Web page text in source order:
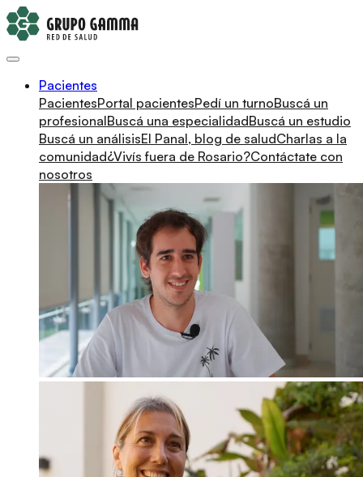
Pacientes
PacientesPortal pacientesPedí un turnoBuscá un
profesionalBuscá una especialidadBuscá un estudio
Buscá un análisisEl Panal, blog de saludCharlas a la
comunidad¿Vivís fuera de Rosario?Contáctate con
nosotros